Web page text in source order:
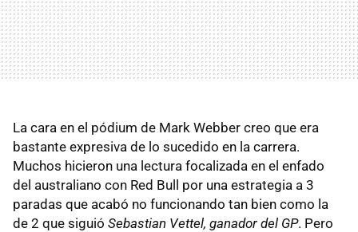
La cara en el pódium de Mark Webber creo que era
bastante expresiva de lo sucedido en la carrera.
Muchos hicieron una lectura focalizada en el enfado
del australiano con Red Bull por una estrategia a 3
paradas que acabó no funcionando tan bien como la
de 2 que siguió Sebastian Vettel, ganador del GP. Pero